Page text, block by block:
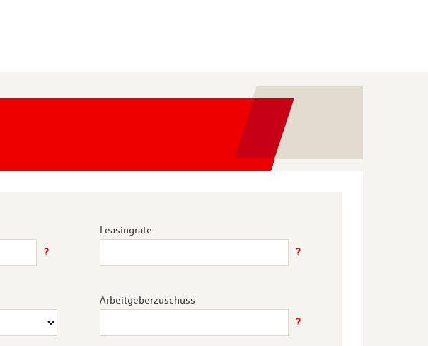
?
Leasingrate
?
Arbeitgeberzuschuss
?